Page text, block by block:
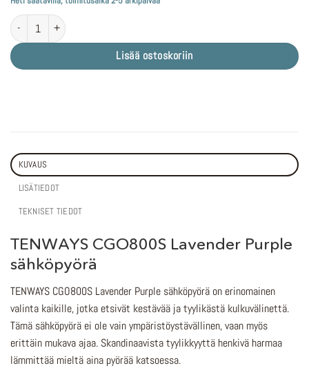
TENWAYS CGO800S Lavender Purple määrä
Lisää ostoskoriin
KUVAUS
LISÄTIEDOT
TEKNISET TIEDOT
TENWAYS CGO800S Lavender Purple
sähköpyörä
TENWAYS CGO800S Lavender Purple sähköpyörä on erinomainen
valinta kaikille, jotka etsivät kestävää ja tyylikästä kulkuvälinettä.
Tämä sähköpyörä ei ole vain ympäristöystävällinen, vaan myös
erittäin mukava ajaa. Skandinaavista tyylikkyyttä henkivä harmaa
lämmittää mieltä aina pyörää katsoessa.